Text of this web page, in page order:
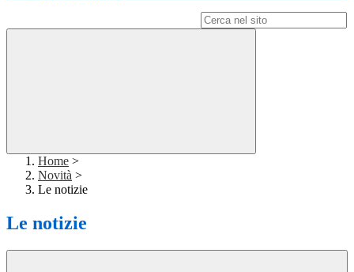
Home >
Novità >
Le notizie
Le notizie